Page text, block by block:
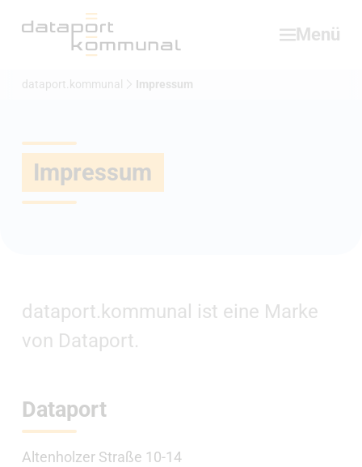
Hauptbereich
Menü
dataport.kommunal Impressum
Impressum
dataport.kommunal ist eine Marke
von Dataport.
Dataport
Altenholzer Straße 10-14